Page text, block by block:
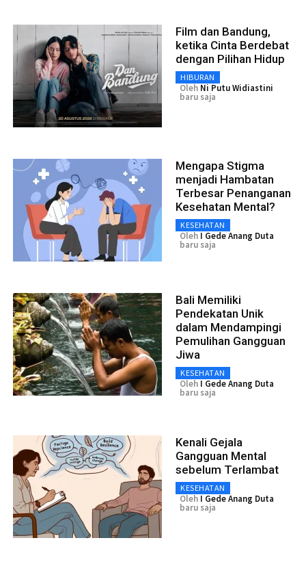
Film dan Bandung,
ketika Cinta Berdebat
dengan Pilihan Hidup
HIBURAN
Oleh Ni Putu Widiastini
baru saja
Mengapa Stigma
menjadi Hambatan
Terbesar Penanganan
Kesehatan Mental?
KESEHATAN
Oleh I Gede Anang Duta
baru saja
Bali Memiliki
Pendekatan Unik
dalam Mendampingi
Pemulihan Gangguan
Jiwa
KESEHATAN
Oleh I Gede Anang Duta
baru saja
Kenali Gejala
Gangguan Mental
sebelum Terlambat
KESEHATAN
Oleh I Gede Anang Duta
baru saja